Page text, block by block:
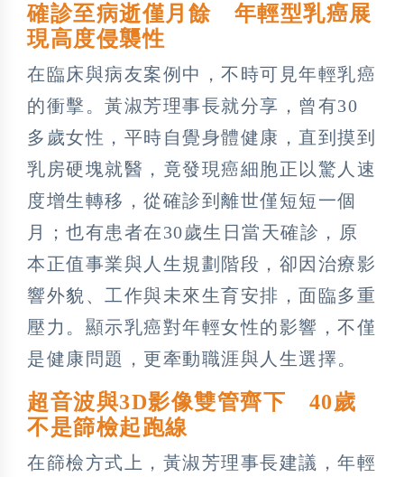
確診至病逝僅月餘 年輕型乳癌展
現高度侵襲性
在臨床與病友案例中，不時可見年輕乳癌
的衝擊。黃淑芳理事長就分享，曾有30
多歲女性，平時自覺身體健康，直到摸到
乳房硬塊就醫，竟發現癌細胞正以驚人速
度增生轉移，從確診到離世僅短短一個
月；也有患者在30歲生日當天確診，原
本正值事業與人生規劃階段，卻因治療影
響外貌、工作與未來生育安排，面臨多重
壓力。顯示乳癌對年輕女性的影響，不僅
是健康問題，更牽動職涯與人生選擇。
超音波與3D影像雙管齊下 40歲
不是篩檢起跑線
在篩檢方式上，黃淑芳理事長建議，年輕